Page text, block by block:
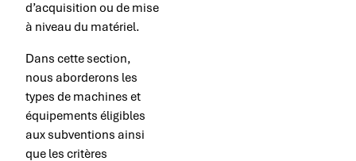
d’acquisition ou de mise
à niveau du matériel.
Dans cette section,
nous aborderons les
types de machines et
équipements éligibles
aux subventions ainsi
que les critères